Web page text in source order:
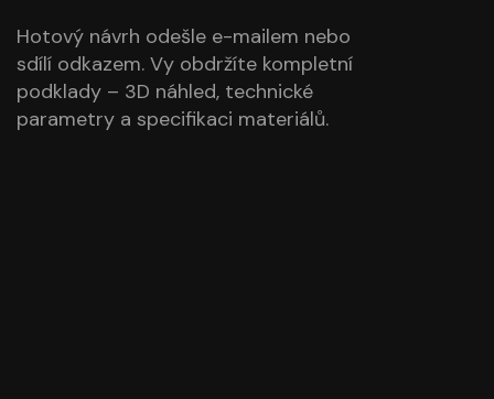
Hotový návrh odešle e-mailem nebo
sdílí odkazem. Vy obdržíte kompletní
podklady – 3D náhled, technické
parametry a specifikaci materiálů.